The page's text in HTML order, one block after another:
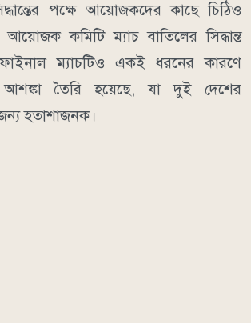
পক্ষে আয়োজকদের কাছে চিঠিও
কমিটি ম্যাচ বাতিলের সিদ্ধান্ত
ম্যাচটিও একই ধরনের কারণে
তৈরি হয়েছে, যা দুই দেশের
জন্য হতাশাজনক।